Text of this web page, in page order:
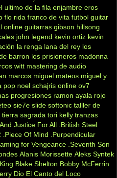
ultimo de la fila enjambre eros
flo rida franco de vita futbol guitar
online guitarras gibson hillsong
john legend kevin ortiz kevin
la renga lana del rey los
barron los prisioneros madonna
witt mastering de audio
marcos miguel mateos miguel y
pop noel schajris online ov7
progresiones ramon ayala rojo
sie7e slide softonic talller de
tierra sagrada tori kelly tranzas
.And Justice For All .British Steel
.Piece Of Mind
.Purpendicular
for Vengeance .Seventh Son
Alanis Morissette Aleks Syntek
Blake Shelton Bobby McFerrin
Dio El Canto del Loco